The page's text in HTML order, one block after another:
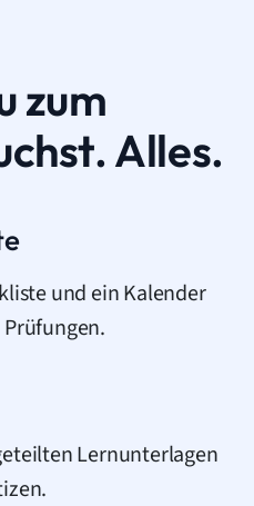
zum
Alles.
und ein Kalender
Lernunterlagen